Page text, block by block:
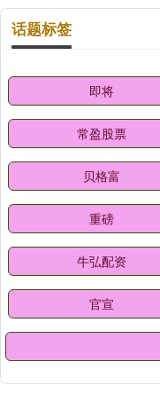
话题标签
即将
常盈股票
贝格富
重磅
牛弘配资
官宣